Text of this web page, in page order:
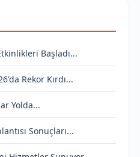
Başladı...
Rekor Kırdı...
Yolda...
Sonuçları...